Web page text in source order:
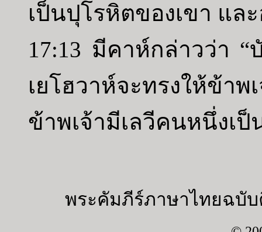
เป็นปุโรหิตของเขา แล
17:13 มีคาห์กล่าวว่า
เยโฮวาห์จะทรงให้ข้า
ข้าพเจ้ามีเลวีคนหนึ่งเป็
พระคัมภีร์ภาษาไทยฉบับ